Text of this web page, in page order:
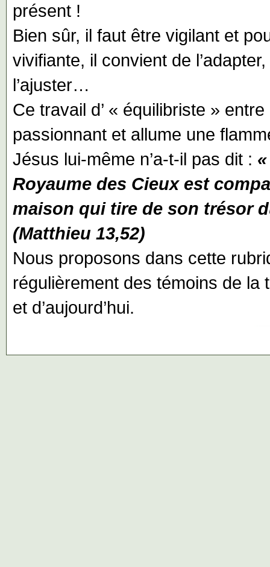
présent !
Bien sûr, il faut être vigilant et
vivifiante, il convient de
l’ajuster…
Ce travail d’ « équilibriste »
passionnant et allume une
Jésus lui-même n’a-t-il pas dit :
Royaume des Cieux est
maison qui tire de son trésor
(Matthieu 13,52)
Nous proposons dans cette
régulièrement des témoins de la
et d’aujourd’hui.